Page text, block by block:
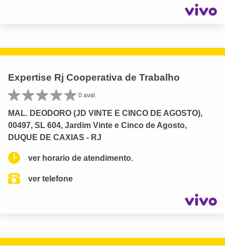
Expertise Rj Cooperativa de Trabalho
0 aval.
MAL. DEODORO (JD VINTE E CINCO DE AGOSTO),
00497, SL 604, Jardim Vinte e Cinco de Agosto,
DUQUE DE CAXIAS - RJ
ver horario de atendimento.
ver telefone